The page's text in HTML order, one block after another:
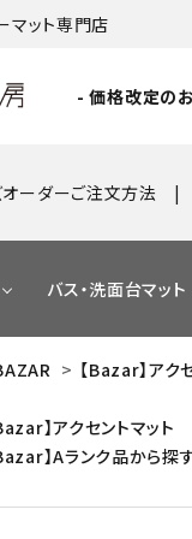
マット専門店
- 価格改定の
オーダーご注文方法
バス・洗面台マット
> 【Bazar】アク
】アクセントマット
】Aランク品から探